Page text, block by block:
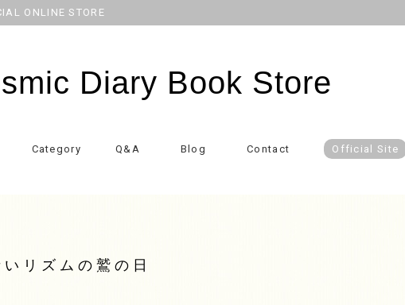
ONLINE STORE
Diary Book Store
Category Q&A Blog Contact Official Site
リズムの鷲の日